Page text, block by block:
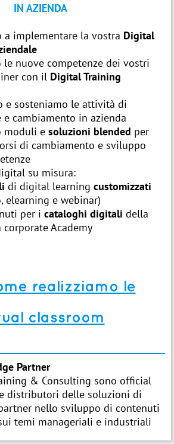
IN AZIENDA
a implementare la vostra Digital
le nuove competenze dei vostri
con il Digital Training
e sosteniamo le attività di
cambiamento in azienda
moduli e soluzioni blended per
di cambiamento e sviluppo
su misura:
di digital learning customizzati
elearning e webinar)
per i cataloghi digitali della
corporate Academy
realizziamo le
classroom
Partner
& Consulting sono official
distributori delle soluzioni di
nello sviluppo di contenuti
temi manageriali e industriali